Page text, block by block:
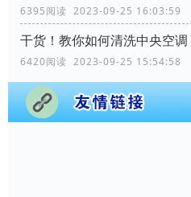
6395阅读 2023-09-25 16:03:59
干货！教你如何清洗中央空调
6420阅读 2023-09-25 15:54:58